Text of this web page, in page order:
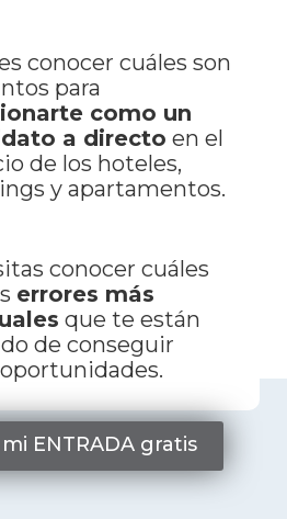
conocer cuáles son
para
como un
a directo en el
de los hoteles,
y apartamentos.
conocer cuáles
errores más
que te están
de conseguir
ENTRADA gratis